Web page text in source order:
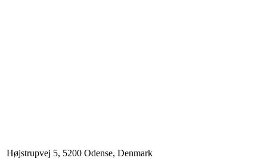
Højstrupvej 5, 5200 Odense, Denmark